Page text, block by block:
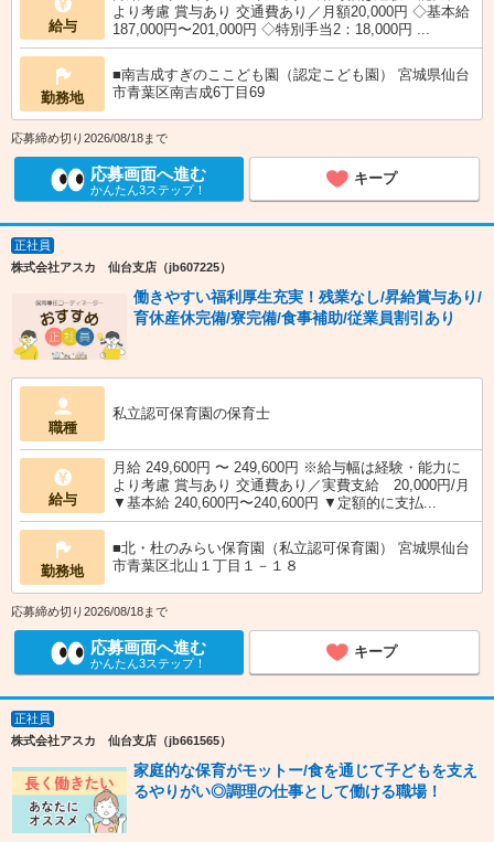
給与
より考慮 賞与あり 交通費あり／月額20,000円 ◇基本給
187,000円〜201,000円 ◇特別手当2：18,000円 ...
勤務地
■南吉成すぎのここども園（認定こども園） 宮城県仙台
市青葉区南吉成6丁目69
応募締め切り2026/08/18まで
応募画面へ進む
かんたん3ステップ！
キープ
正社員
株式会社アスカ 仙台支店（jb607225）
働きやすい福利厚生充実！残業なし/昇給賞与あり/
育休産休完備/寮完備/食事補助/従業員割引あり
職種
私立認可保育園の保育士
給与
月給 249,600円 〜 249,600円 ※給与幅は経験・能力に
より考慮 賞与あり 交通費あり／実費支給 20,000円/月
▼基本給 240,600円〜240,600円 ▼定額的に支払...
勤務地
■北・杜のみらい保育園（私立認可保育園） 宮城県仙台
市青葉区北山１丁目１－１８
応募締め切り2026/08/18まで
応募画面へ進む
かんたん3ステップ！
キープ
正社員
株式会社アスカ 仙台支店（jb661565）
家庭的な保育がモットー/食を通じて子どもを支え
るやりがい◎調理の仕事として働ける職場！